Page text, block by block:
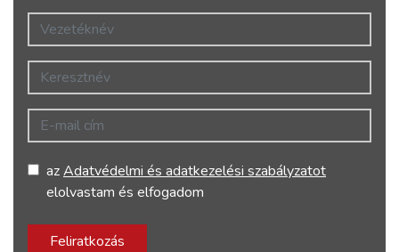
Vezetéknév
Keresztnév
E-mail cím
azAdatvédelmi és adatkezelési szabályzatot
elolvastam és elfogadom
Feliratkozás